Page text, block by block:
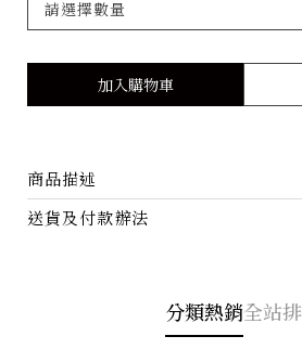
加入購物車
商品描述
送貨及付款辦法
分類熱銷全站